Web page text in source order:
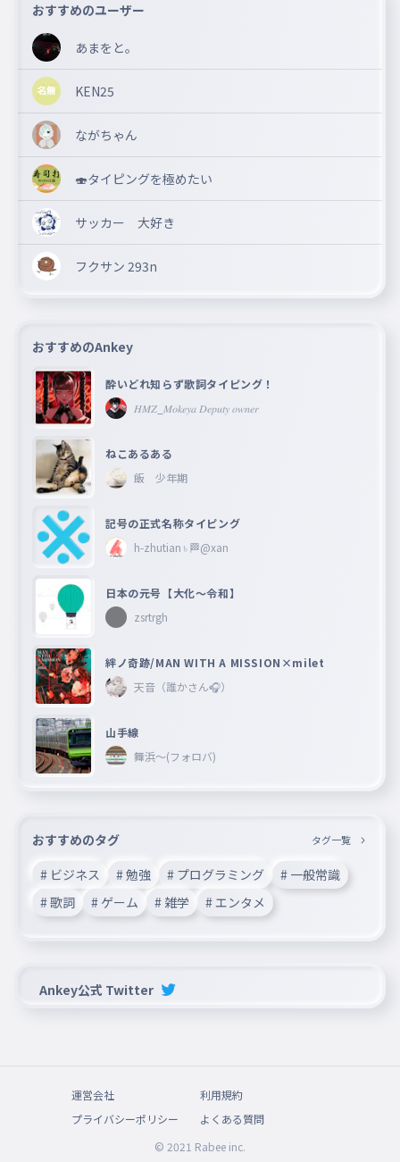
おすすめのユーザー
あまをと。
KEN25
ながちゃん
🍣タイピングを極めたい
サッカー 大好き
フクサン 293n
おすすめのAnkey
酔いどれ知らず歌詞タイピング！
𝐻𝑀𝑍_𝑀𝑜𝑘𝑒𝑦𝑎 𝐷𝑒𝑝𝑢𝑡𝑦 𝑜𝑤𝑛𝑒𝑟
ねこあるある
飯 少年期
記号の正式名称タイピング
h-zhutian♄🏁@xan
日本の元号【大化〜令和】
zsrtrgh
絆ノ奇跡/MAN WITH A MISSION×milet
天音（誰かさん🎧）
山手線
舞浜〜(フォロバ)
おすすめのタグ タグ一覧
# ビジネス # 勉強 # プログラミング
# 一般常識
# 歌詞
# ゲーム # 雑学 # エンタメ
Ankey公式 Twitter
運営会社
利用規約
プライバシーポリシー
よくある質問
© 2021 Rabee inc.